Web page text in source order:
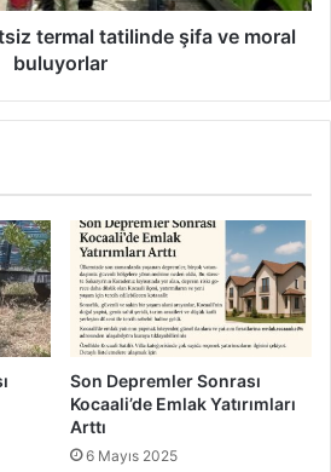
termal tatilinde şifa ve moral
buluyorlar
Son Depremler Sonrası
Kocaali’de Emlak Yatırımları
Arttı
6 Mayıs 2025